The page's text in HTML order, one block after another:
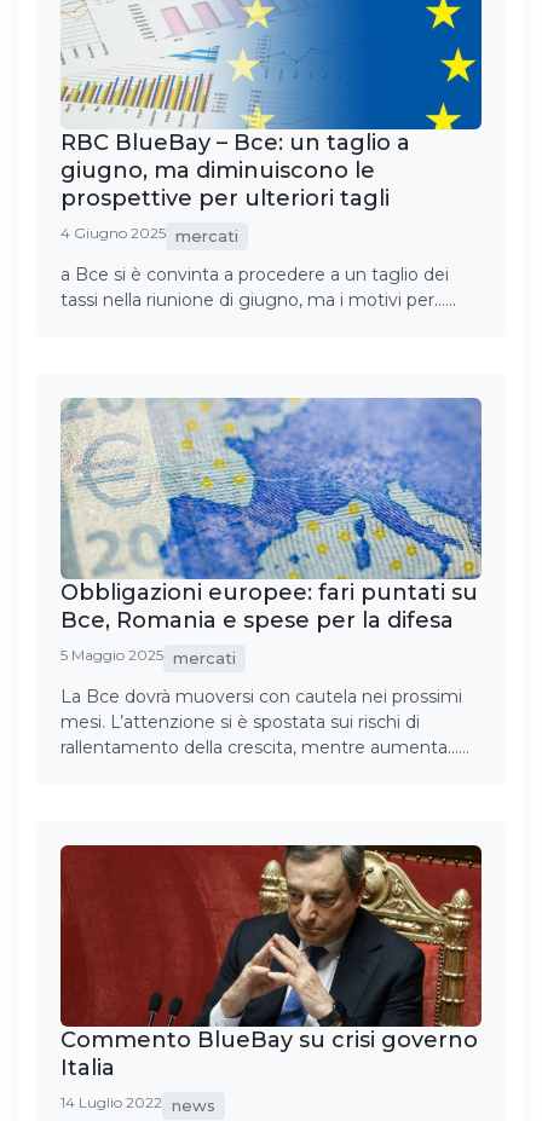
RBC BlueBay – Bce: un taglio a
giugno, ma diminuiscono le
prospettive per ulteriori tagli
4 Giugno 2025 mercati
a Bce si è convinta a procedere a un taglio dei
tassi nella riunione di giugno, ma i motivi per……
Obbligazioni europee: fari puntati su
Bce, Romania e spese per la difesa
5 Maggio 2025 mercati
La Bce dovrà muoversi con cautela nei prossimi
mesi. L’attenzione si è spostata sui rischi di
rallentamento della crescita, mentre aumenta……
Commento BlueBay su crisi governo
Italia
14 Luglio 2022 news